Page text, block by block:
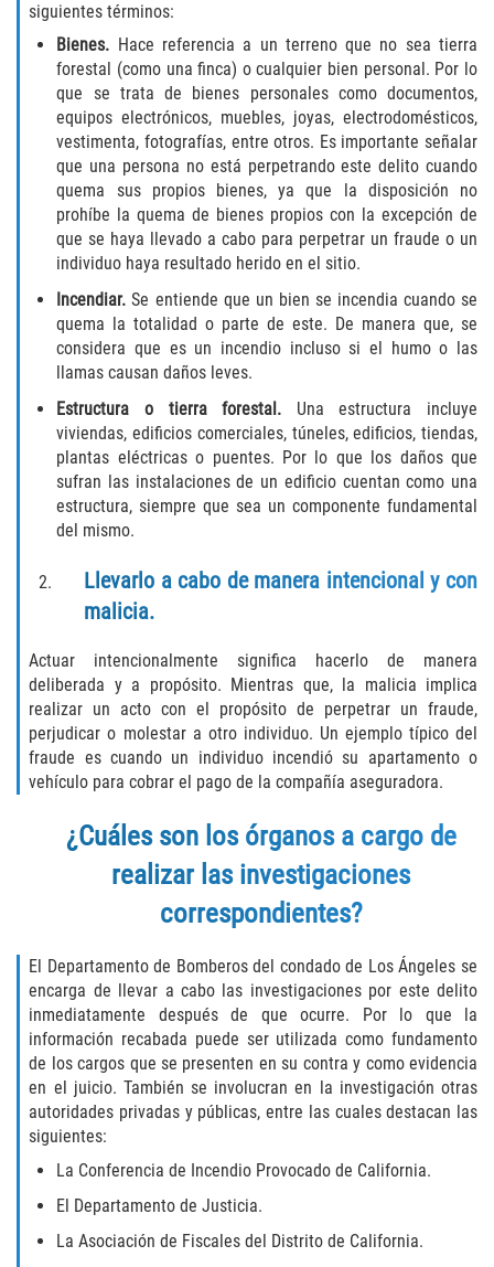
Derechos de los Padres en Casos
Juveniles
Desviación Informal Juvenil
La Ley de los Tres Delitos y Fuera
Delitos por los cuales un Menor
puede ser Juzgado como Adulto
División de Justicia Juvenil
Libertad Condicional para Menores
Petición Aceptada
Proyecto de Ley del Senado SB 439
Sello de Registros Juveniles
Tribunal de Delincuencia Juvenil
Armas Prohibidas en California
Aumento de Sentencias por Armas de
Fuego
Fuego
Portar un Arma de Fuego Cargada
Portar un Arma de Fuego Oculta
Delitos de Conducción
Chocar y Huir
Conducir con una Licencia
Suspendida
Evadir a un Oficial de Policía
Homicidio Vehicular
siguientes términos:
Bienes. Hace referencia a un terreno que no sea tierra
forestal (como una finca) o cualquier bien personal. Por lo
que se trata de bienes personales como documentos,
equipos electrónicos, muebles, joyas, electrodomésticos,
vestimenta, fotografías, entre otros. Es importante señalar
que una persona no está perpetrando este delito cuando
quema sus propios bienes, ya que la disposición no
prohíbe la quema de bienes propios con la excepción de
que se haya llevado a cabo para perpetrar un fraude o un
individuo haya resultado herido en el sitio.
Incendiar. Se entiende que un bien se incendia cuando se
quema la totalidad o parte de este. De manera que, se
considera que es un incendio incluso si el humo o las
llamas causan daños leves.
Estructura o tierra forestal. Una estructura incluye
viviendas, edificios comerciales, túneles, edificios, tiendas,
plantas eléctricas o puentes. Por lo que los daños que
sufran las instalaciones de un edificio cuentan como una
estructura, siempre que sea un componente fundamental
del mismo.
Llevarlo a cabo de manera intencional y con
malicia.
Actuar intencionalmente significa hacerlo de manera
deliberada y a propósito. Mientras que, la malicia implica
realizar un acto con el propósito de perpetrar un fraude,
perjudicar o molestar a otro individuo. Un ejemplo típico del
fraude es cuando un individuo incendió su apartamento o
vehículo para cobrar el pago de la compañía aseguradora.
¿Cuáles son los órganos a cargo de
realizar las investigaciones
correspondientes?
El Departamento de Bomberos del condado de Los Ángeles se
encarga de llevar a cabo las investigaciones por este delito
inmediatamente después de que ocurre. Por lo que la
información recabada puede ser utilizada como fundamento
de los cargos que se presenten en su contra y como evidencia
en el juicio. También se involucran en la investigación otras
autoridades privadas y públicas, entre las cuales destacan las
siguientes:
La Conferencia de Incendio Provocado de California.
El Departamento de Justicia.
La Asociación de Fiscales del Distrito de California.